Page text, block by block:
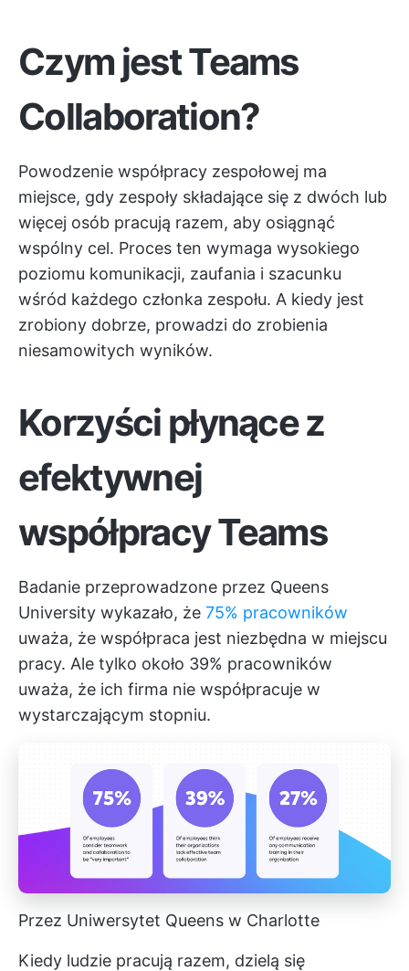
Czym jest Teams
Collaboration?
Powodzenie współpracy zespołowej ma
miejsce, gdy zespoły składające się z dwóch lub
więcej osób pracują razem, aby osiągnąć
wspólny cel. Proces ten wymaga wysokiego
poziomu komunikacji, zaufania i szacunku
wśród każdego członka zespołu. A kiedy jest
zrobiony dobrze, prowadzi do zrobienia
niesamowitych wyników.
Korzyści płynące z
efektywnej
współpracy Teams
Badanie przeprowadzone przez Queens
University wykazało, że 75% pracowników
uważa, że współpraca jest niezbędna w miejscu
pracy. Ale tylko około 39% pracowników
uważa, że ich firma nie współpracuje w
wystarczającym stopniu.
Przez Uniwersytet Queens w Charlotte
Kiedy ludzie pracują razem, dzielą się